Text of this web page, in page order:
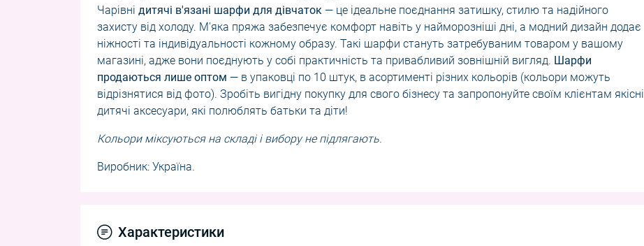
Чарівні дитячі в'язані шарфи для дівчаток — це ідеальне поєднання затишку, стилю та надійного
захисту від холоду. М'яка пряжа забезпечує комфорт навіть у найморозніші дні, а модний дизайн додає
ніжності та індивідуальності кожному образу. Такі шарфи стануть затребуваним товаром у вашому
магазині, адже вони поєднують у собі практичність та привабливий зовнішній вигляд. Шарфи
продаються лише оптом — в упаковці по 10 штук, в асортименті різних кольорів (кольори можуть
відрізнятися від фото). Зробіть вигідну покупку для свого бізнесу та запропонуйте своїм клієнтам якісні
дитячі аксесуари, які полюблять батьки та діти!
Кольори міксуються на складі і вибору не підлягають.
Виробник: Україна.
Характеристики